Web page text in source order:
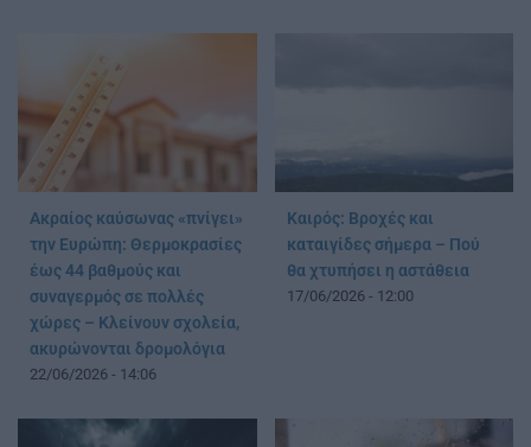
Ακραίος καύσωνας «πνίγει»
την Ευρώπη: Θερμοκρασίες
έως 44 βαθμούς και
συναγερμός σε πολλές
χώρες – Κλείνουν σχολεία,
ακυρώνονται δρομολόγια
22/06/2026 - 14:06
Καιρός: Βροχές και
καταιγίδες σήμερα – Πού
θα χτυπήσει η αστάθεια
17/06/2026 - 12:00